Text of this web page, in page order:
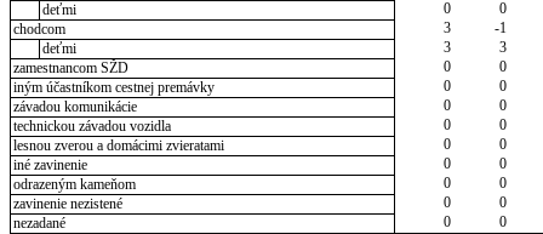
deťmi
0
0
chodcom
3
-1
deťmi
3
3
zamestnancom SŽD
0
0
iným účastníkom cestnej premávky
0
0
závadou komunikácie
0
0
technickou závadou vozidla
0
0
lesnou zverou a domácimi zvieratami
0
0
iné zavinenie
0
0
odrazeným kameňom
0
0
zavinenie nezistené
0
0
nezadané
0 0